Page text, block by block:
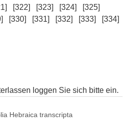
[322] [323] [324]
[325]
[330] [331] [332] [333]
[334]
loggen Sie sich bitte ein.
Hebraica transcripta